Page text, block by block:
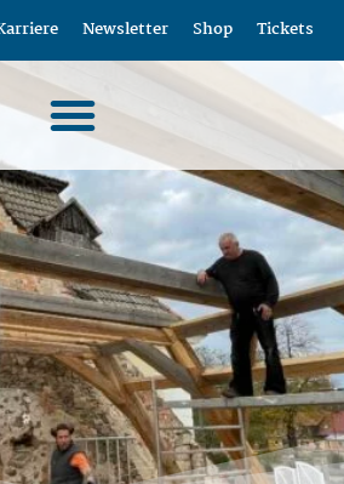
Newsletter Shop Tickets